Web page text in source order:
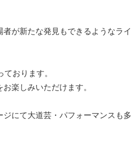
が新たな発見もできるようなライ
おります。
楽しみいただけます。
にて大道芸・パフォーマンスも多